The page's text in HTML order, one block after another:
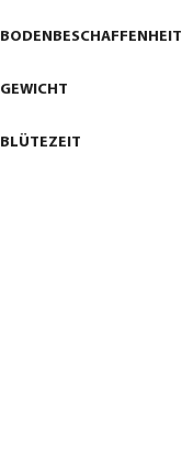
BODENBESCHAFFENHEIT
GEWICHT
BLÜTEZEIT